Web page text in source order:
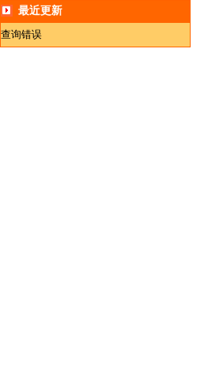
最近更新
查询错误